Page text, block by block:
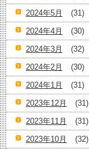
2024年5月
(31)
2024年4月
(30)
2024年3月
(32)
2024年2月
(30)
2024年1月
(31)
2023年12月
(31)
2023年11月
(31)
2023年10月
(32)